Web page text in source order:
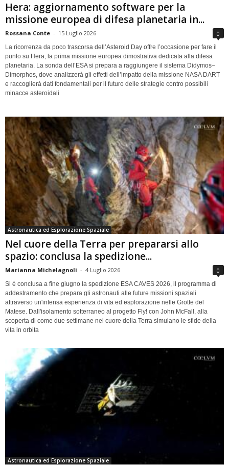
Hera: aggiornamento software per la
missione europea di difesa planetaria in...
Rossana Conte - 15 Luglio 2026 0
La ricorrenza da poco trascorsa dell’Asteroid Day offre l’occasione per fare il
punto su Hera, la prima missione europea dimostrativa dedicata alla difesa
planetaria. La sonda dell’ESA si prepara a raggiungere il sistema Didymos–
Dimorphos, dove analizzerà gli effetti dell’impatto della missione NASA DART
e raccoglierà dati fondamentali per il futuro delle strategie contro possibili
minacce asteroidali
Astronautica ed Esplorazione Spaziale
Nel cuore della Terra per prepararsi allo
spazio: conclusa la spedizione...
Marianna Michelagnoli - 4 Luglio 2026 0
Si è conclusa a fine giugno la spedizione ESA CAVES 2026, il programma di
addestramento che prepara gli astronauti alle future missioni spaziali
attraverso un'intensa esperienza di vita ed esplorazione nelle Grotte del
Matese. Dall'isolamento sotterraneo al progetto Fly! con John McFall, alla
scoperta di come due settimane nel cuore della Terra simulano le sfide della
vita in orbita
Astronautica ed Esplorazione Spaziale